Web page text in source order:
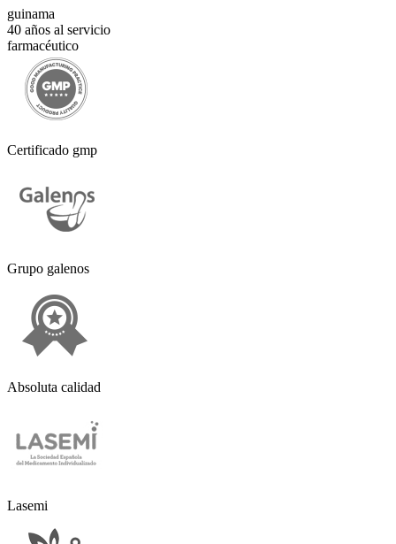
guinama
40 años al servicio
farmacéutico
Certificado gmp
Grupo galenos
Absoluta calidad
Lasemi